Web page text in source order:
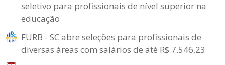
seletivo para profissionais de nível superior na
educação
FURB - SC abre seleções para profissionais de
diversas áreas com salários de até R$ 7.546,23